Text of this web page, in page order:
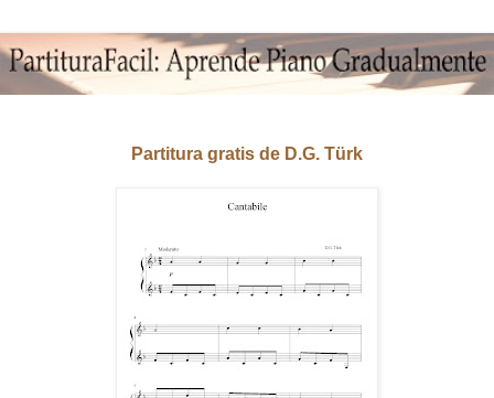
Partitura gratis de D.G. Türk